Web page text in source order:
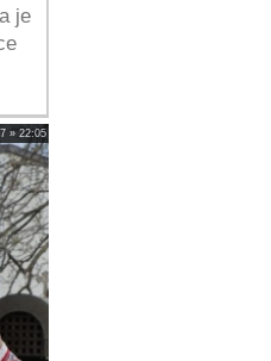
je
» 22:05